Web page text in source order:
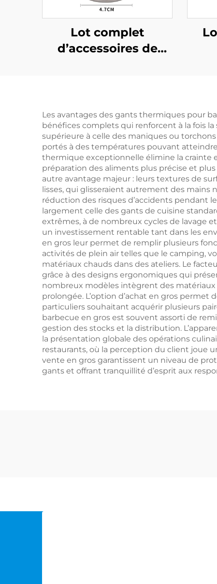
Lot complet
d’accessoires de
vendu en gros,
comprenant des
ustensiles de
barbecue durables et
réutilisables,
notamment des
fourchettes à
barbecue
de
de
en
et
Les avantages des gants thermiques pour
bénéfices complets qui renforcent à la fois
supérieure à celle des maniques ou
portés à des températures pouvant
thermique exceptionnelle élimine la crainte
préparation des aliments plus précise et
autre avantage majeur : leurs textures de
lisses, qui glisseraient autrement des
réduction des risques d’accidents pendant
largement celle des gants de cuisine
extrêmes, à de nombreux cycles de lavage
un investissement rentable tant dans les
en gros leur permet de remplir plusieurs
activités de plein air telles que le camping,
matériaux chauds dans des ateliers. Le
grâce à des designs ergonomiques qui
nombreux modèles intègrent des matériaux
prolongée. L’option d’achat en gros permet
particuliers souhaitant acquérir plusieurs
barbecue en gros est souvent assorti de
gestion des stocks et la distribution.
la présentation globale des opérations
restaurants, où la perception du client joue
vente en gros garantissent un niveau de
gants et offrant tranquillité d’esprit aux